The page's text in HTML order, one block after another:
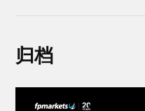
归档